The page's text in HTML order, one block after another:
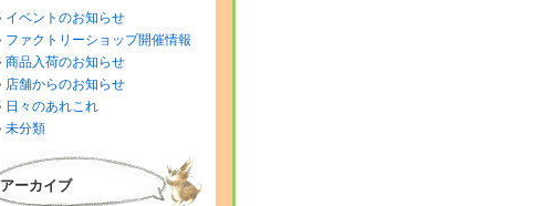
イベントのお知らせ
ファクトリーショップ開催情報
商品入荷のお知らせ
店舗からのお知らせ
日々のあれこれ
未分類
アーカイブ